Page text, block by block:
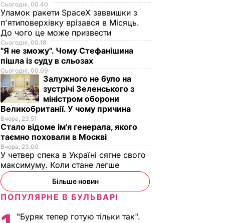
Сьогодні, 00.40
Уламок ракети SpaceX заввишки з
п'ятиповерхівку врізався в Місяць.
До чого це може призвести
Сьогодні, 00.18
"Я не зможу". Чому Стефанішина
пішла із суду в сльозах
Сьогодні, 00.09
Залужного не було на
зустрічі Зеленського з
міністром оборони
Великобританії. У чому причина
Вчора, 23.51
Стало відоме ім'я генерала, якого
таємно поховали в Москві
Вчора, 23.00
У четвер спека в Україні сягне свого
максимуму. Коли стане легше
Більше новин
ПОПУЛЯРНЕ В БУЛЬВАРІ
"Буряк тепер готую тільки так".